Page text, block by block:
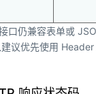
口仍兼容表单或
议优先使用 Header